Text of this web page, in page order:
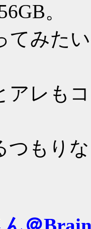
。
てみた
アレも
つもり